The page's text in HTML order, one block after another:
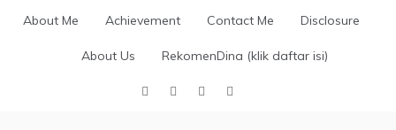
About Me Achievement Contact Me Disclosure
About Us RekomenDina (klik daftar isi)